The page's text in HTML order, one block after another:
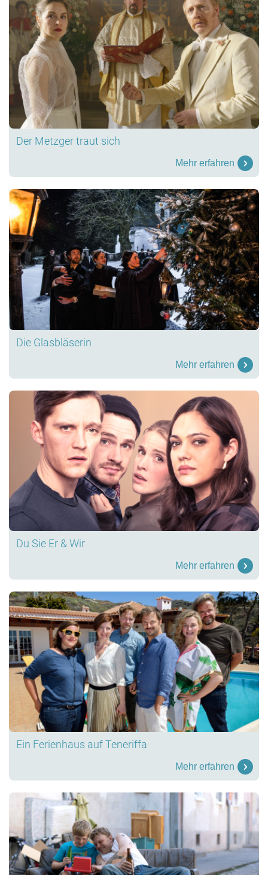
Der Metzger traut sich
Mehr erfahren
Die Glasbläserin
Mehr erfahren
Du Sie Er & Wir
Mehr erfahren
Ein Ferienhaus auf Teneriffa
Mehr erfahren